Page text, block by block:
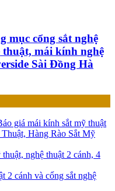
mục cổng sắt nghệ
thuật, mái kính nghệ
Sài Đồng Hà
giá mái kính sắt mỹ thuật
Hàng Rào Sắt Mỹ
nghệ thuật 2 cánh, 4
2 cánh và cổng sắt nghệ